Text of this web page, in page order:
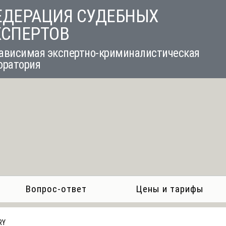
СУДЕБНЫХ
экспертно-криминалистическая
Вопрос-ответ Цены и тарифы